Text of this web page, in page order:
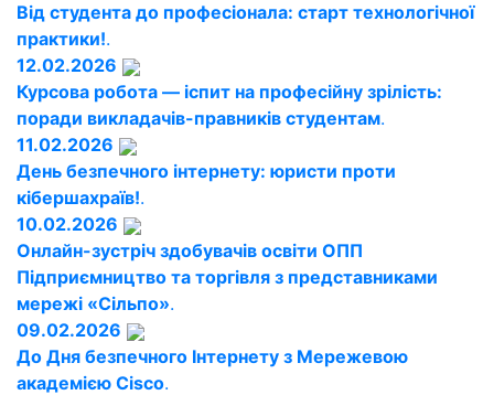
Від студента до професіонала: старт технологічної
практики!.
12.02.2026
Курсова робота — іспит на професійну зрілість:
поради викладачів-правників студентам.
11.02.2026
День безпечного інтернету: юристи проти
кібершахраїв!.
10.02.2026
Онлайн-зустріч здобувачів освіти ОПП
Підприємництво та торгівля з представниками
мережі «Сільпо».
09.02.2026
До Дня безпечного Інтернету з Мережевою
академією Cisco.